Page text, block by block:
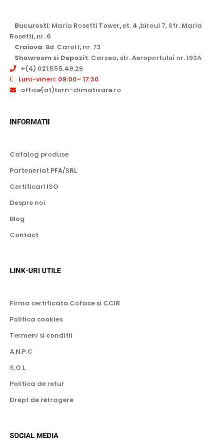
Bucuresti: Maria Rosetti Tower, et. 4 ,biroul 7, Str. Maria
Rosetti, nr. 6
Craiova: Bd. Carol I, nr. 73
Showroom si Depozit: Carcea, str. Aeroportului nr. 193A
+(4) 021.555.49.29
Luni-vineri: 09:00– 17:30
office(at)torn-climatizare.ro
INFORMATII
Catalog produse
Parteneriat PFA/SRL
Certificari ISO
Despre noi
Blog
Contact
LINK-URI UTILE
Firma certificata Coface si CCIB
Politica cookies
Termeni si conditii
A.N.P.C
S.O.L
Politica de retur
Drept de retragere
SOCIAL MEDIA